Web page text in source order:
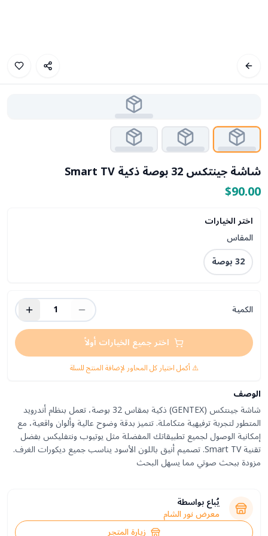
شاشة جينتكس 32 بوصة ذكية Smart TV
$90.00
اختر الخيارات
المقاس
32 بوصة
الكمية
1
اختر جميع الخيارات أولاً
⚠️ أكمل اختيار كل المحاور لإضافة المنتج للسلة
الوصف
شاشة جينتكس (GENTEX) ذكية بمقاس 32 بوصة، تعمل بنظام أندرويد
المتطور لتجربة ترفيهية متكاملة. تتميز بدقة وضوح عالية وألوان واقعية، مع
إمكانية الوصول لجميع تطبيقاتك المفضلة مثل يوتيوب ونتفليكس بفضل
تقنية Smart TV. تصميم أنيق باللون الأسود يناسب جميع ديكورات الغرف.
مزودة ببحث صوتي مما يسهل البحث
يُباع بواسطة
معرض نور الشام
زيارة المتجر